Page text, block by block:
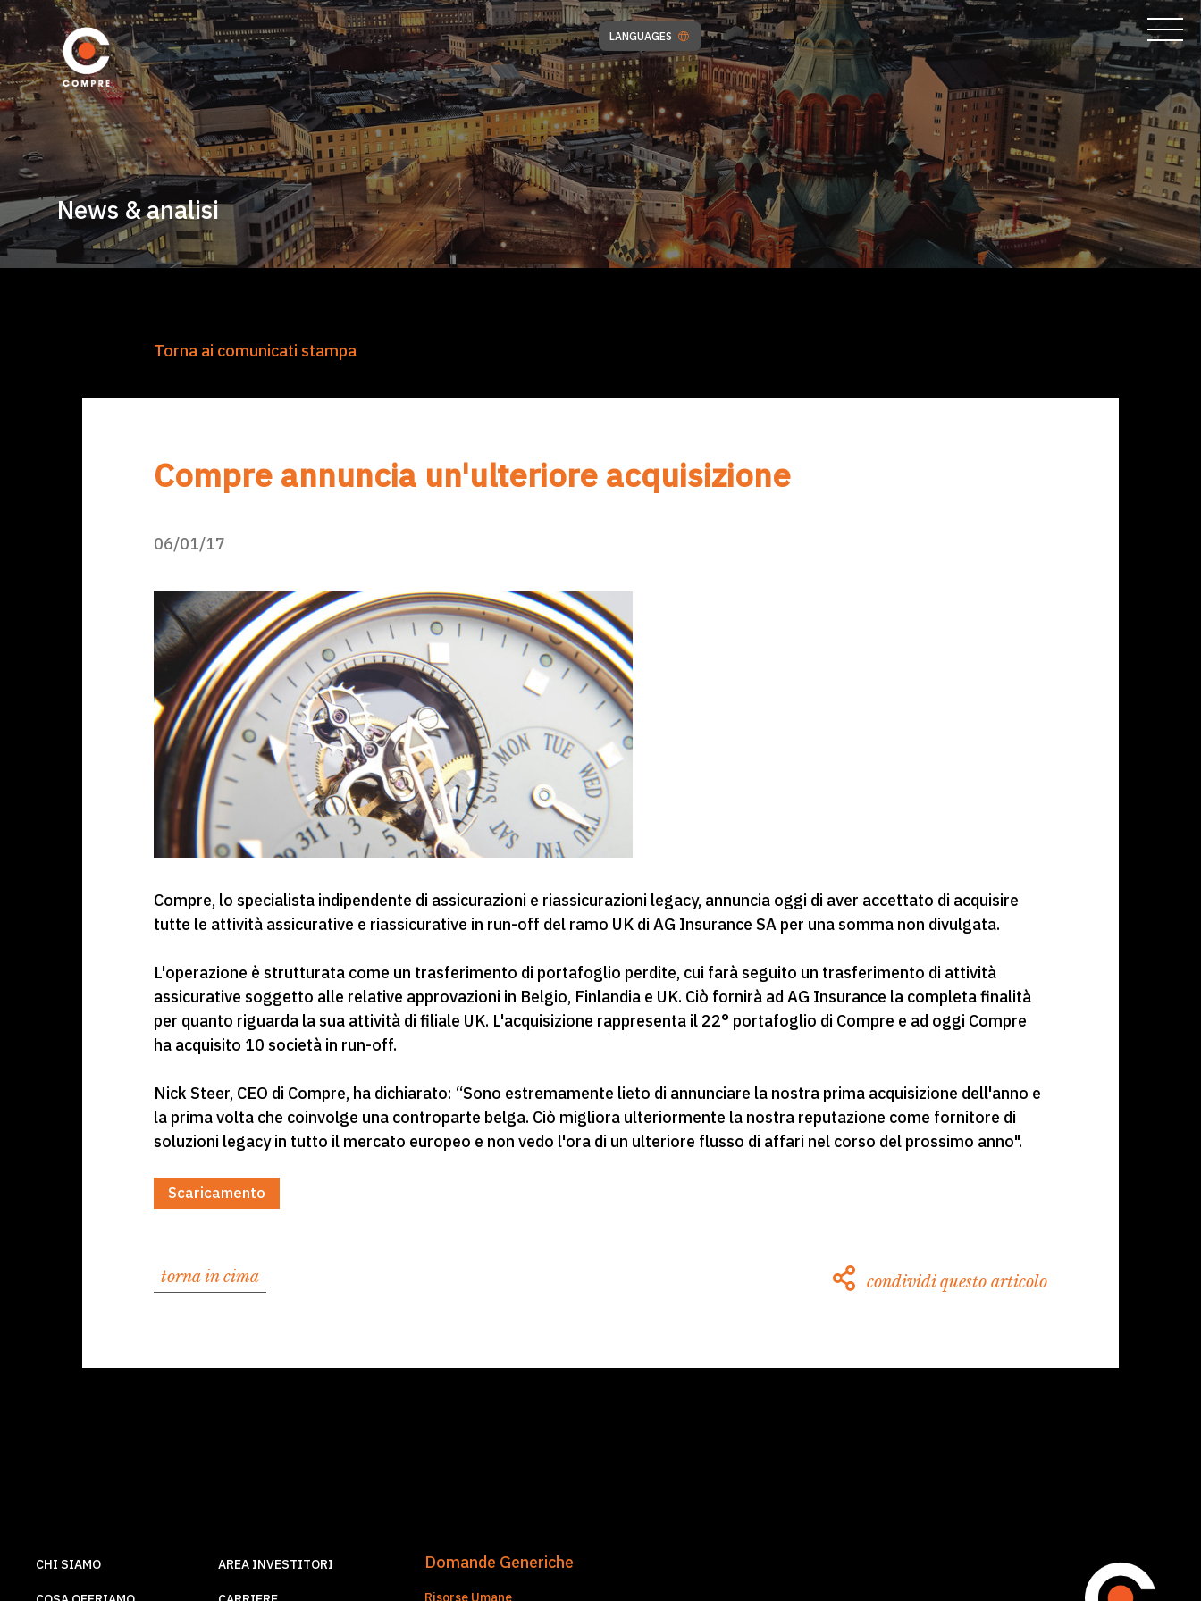
LANGUAGES
News & analisi
Torna ai comunicati stampa
Compre annuncia un'ulteriore acquisizione
06/01/17
Compre, lo specialista indipendente di assicurazioni e riassicurazioni legacy, annuncia oggi di aver accettato di acquisire
tutte le attività assicurative e riassicurative in run-off del ramo UK di AG Insurance SA per una somma non divulgata.
L'operazione è strutturata come un trasferimento di portafoglio perdite, cui farà seguito un trasferimento di attività
assicurative soggetto alle relative approvazioni in Belgio, Finlandia e UK. Ciò fornirà ad AG Insurance la completa finalità
per quanto riguarda la sua attività di filiale UK. L'acquisizione rappresenta il 22° portafoglio di Compre e ad oggi Compre
ha acquisito 10 società in run-off.
Nick Steer, CEO di Compre, ha dichiarato: “Sono estremamente lieto di annunciare la nostra prima acquisizione dell'anno e
la prima volta che coinvolge una controparte belga. Ciò migliora ulteriormente la nostra reputazione come fornitore di
soluzioni legacy in tutto il mercato europeo e non vedo l'ora di un ulteriore flusso di affari nel corso del prossimo anno".
Scaricamento
torna in cima condividi questo articolo
CHI SIAMO AREA INVESTITORI Domande Generiche
Risorse Umane